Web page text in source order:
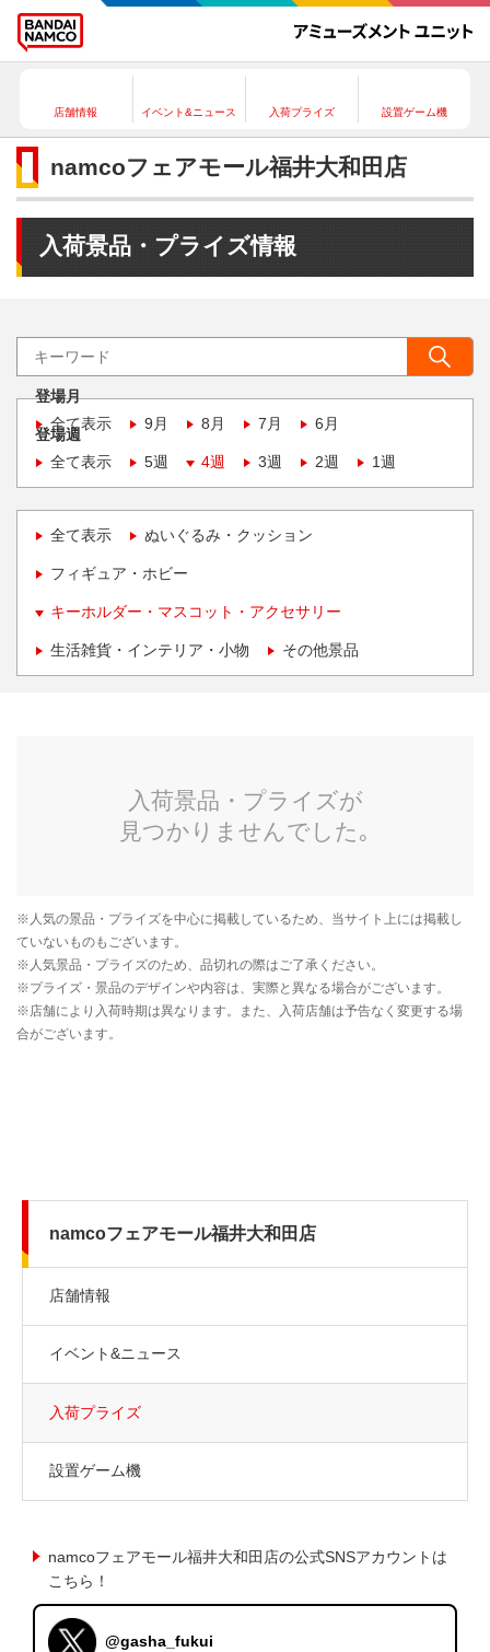
店舗情報 イベント&ニュース 入荷プライズ 設置ゲーム機
namcoフェアモール福井大和田店
入荷景品・プライズ情報
登場月
全て表示
9月 8月 7月 6月
登場週
全て表示
5週 4週 3週 2週 1週
全て表示 ぬいぐるみ・クッション
フィギュア・ホビー
キーホルダー・マスコット・アクセサリー
生活雑貨・インテリア・小物 その他景品
namcoフェアモール福井大和田店
店舗情報
イベント&ニュース
入荷プライズ
設置ゲーム機
namcoフェアモール福井大和田店の公式SNSアカウントは
こちら！
@gasha_fukui